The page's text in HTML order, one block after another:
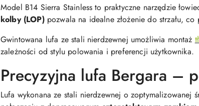
Model B14 Sierra Stainless to praktyczne narzędzie
kolby (LOP)pozwala na idealne złożenie do strzału,
Gwintowana lufa ze stali nierdzewnej umożliwia montaż
zależności od stylu polowania i preferencji użytkownika.
Precyzyjna lufa Bergara –
Lufa wykonana ze stali nierdzewnej o zoptymalizowanej